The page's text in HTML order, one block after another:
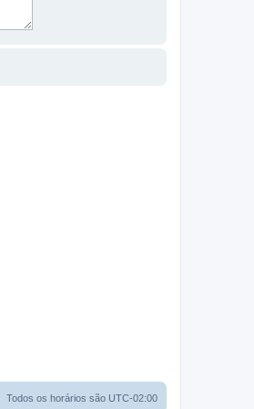
Todos os horários são UTC-02:00